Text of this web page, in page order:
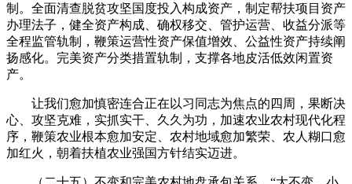
制。全面清查脱贫攻坚国度投入构成资产，制定帮扶项目资产
办理法子，健全资产构成、确权移交、管护运营、收益分派等
全程监管轨制，鞭策运营性资产保值增效、公益性资产持续阐
扬感化。完美资产分类措置轨制，支撑各地皮活低效闲置资
产。
让我们愈加慎密连合正在以习同志为焦点的四周，果断决
心、攻坚克难，实抓实干、久久为功，加速农业农村现代化程
序，鞭策农业根本愈加安定、农村地域愈加繁荣、农人糊口愈
加红火，朝着扶植农业强国方针结实迈进。